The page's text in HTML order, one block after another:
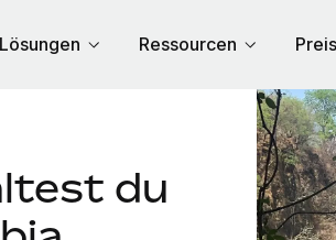
Lösungen Ressourcen
du